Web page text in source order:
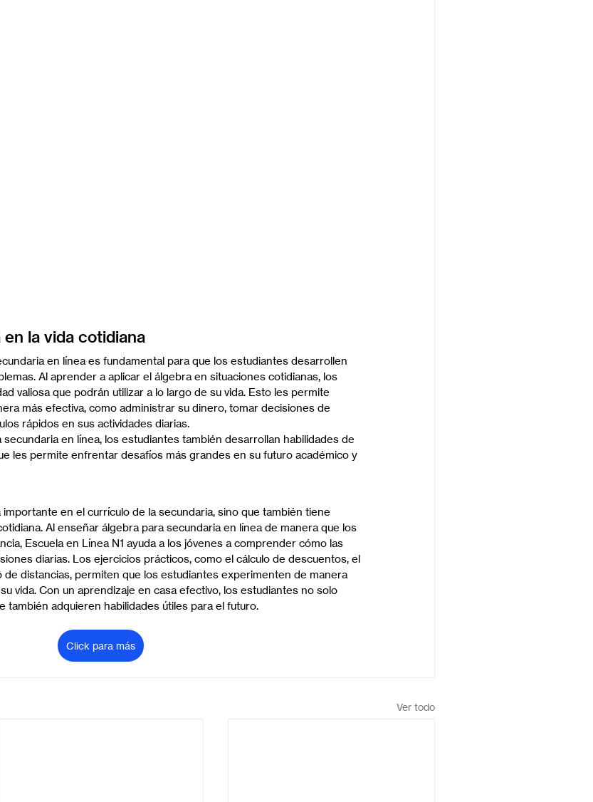
la vida cotidiana
en línea es fundamental para que los estudiantes desarrollen
Al aprender a aplicar el álgebra en situaciones cotidianas, los
valiosa que podrán utilizar a lo largo de su vida. Esto les permite
más efectiva, como administrar su dinero, tomar decisiones de
rápidos en sus actividades diarias.
en línea, los estudiantes también desarrollan habilidades de
les permite enfrentar desafíos más grandes en su futuro académico y
en el currículo de la secundaria, sino que también tiene
Al enseñar álgebra para secundaria en línea de manera que los
Escuela en Línea N1 ayuda a los jóvenes a comprender cómo las
diarias. Los ejercicios prácticos, como el cálculo de descuentos, el
de distancias, permiten que los estudiantes experimenten de manera
vida. Con un aprendizaje en casa efectivo, los estudiantes no solo
también adquieren habilidades útiles para el futuro.
Click para más
Ver todo